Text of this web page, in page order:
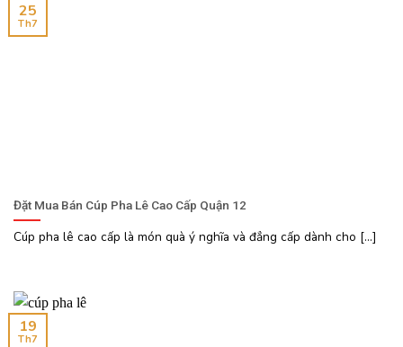
Đặt Mua Bán Cúp Pha Lê Cao Cấp Quận 12
Cúp pha lê cao cấp là món quà ý nghĩa và đẳng cấp dành cho [...]
25
Th7
19
Th7